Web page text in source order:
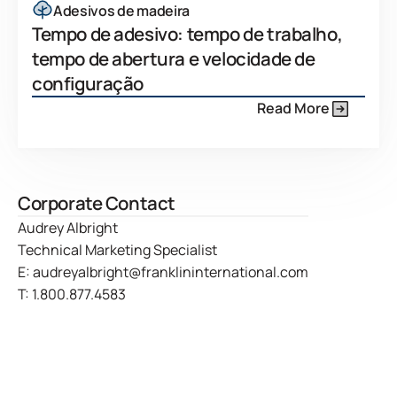
Corporate Contact
Audrey Albright
Technical Marketing Specialist
E:audreyalbright@franklininternational.com
T: 1.800.877.4583
Adesivos de madeira
Tempo de adesivo: tempo de trabalho,
tempo de abertura e velocidade de
configuração
Read More